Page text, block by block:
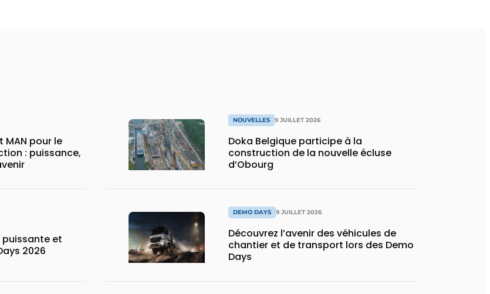
pour le
: puissance,
puissante et
2026
NOUVELLES 9 JUILLET 2026
Doka Belgique participe à la
construction de la nouvelle écluse
d’Obourg
DEMO DAYS 9 JUILLET 2026
Découvrez l’avenir des véhicules de
chantier et de transport lors des Demo
Days